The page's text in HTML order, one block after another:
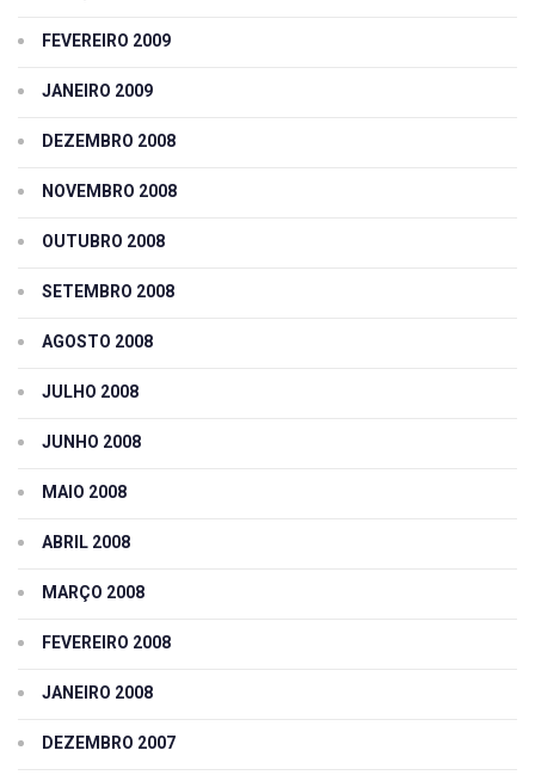
FEVEREIRO 2009
JANEIRO 2009
DEZEMBRO 2008
NOVEMBRO 2008
OUTUBRO 2008
SETEMBRO 2008
AGOSTO 2008
JULHO 2008
JUNHO 2008
MAIO 2008
ABRIL 2008
MARÇO 2008
FEVEREIRO 2008
JANEIRO 2008
DEZEMBRO 2007